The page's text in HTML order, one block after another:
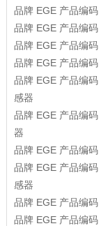
品牌 EGE 产品编码
品牌 EGE 产品编码
品牌 EGE 产品编码
品牌 EGE 产品编码
品牌 EGE 产品编码
感器
品牌 EGE 产品编码
器
品牌 EGE 产品编码
品牌 EGE 产品编码
感器
品牌 EGE 产品编码
品牌 EGE 产品编码